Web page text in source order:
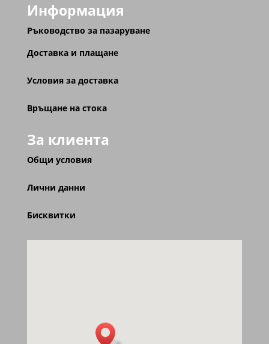
Информация
Ръководство за пазаруване
Доставка и плащане
Условия за доставка
Връщане на стока
За клиента
Общи условия
Лични данни
Бисквитки